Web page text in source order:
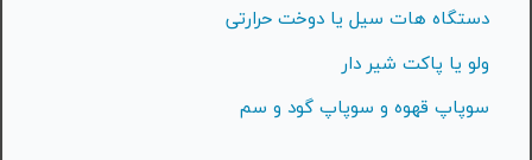
دستگاه هات سیل یا دوخت حرارتی
ولو یا پاکت شیر دار
سوپاپ قهوه و سوپاپ گود و سم